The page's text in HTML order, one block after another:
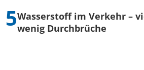
Wasserstoff im Verkehr –
wenig Durchbrüche